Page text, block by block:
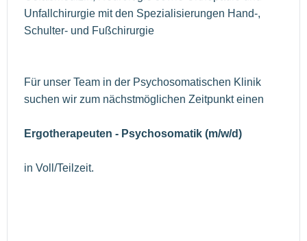
Unfallchirurgie mit den Spezialisierungen Hand-,
Schulter- und Fußchirurgie
Für unser Team in der Psychosomatischen Klinik
suchen wir zum nächstmöglichen Zeitpunkt einen
Ergotherapeuten - Psychosomatik (m/w/d)
in Voll/Teilzeit.